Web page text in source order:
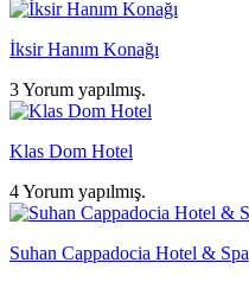
İksir Hanım Konağı
3 Yorum yapılmış.
Klas Dom Hotel
4 Yorum yapılmış.
Suhan Cappadocia Hotel & Spa